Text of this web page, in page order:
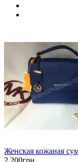
Женская кожаная
2 200грн.